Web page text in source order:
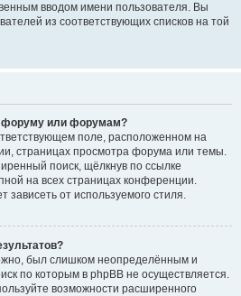
вводом имени пользователя. Вы
из соответствующих списков на той
форуму или форумам?
поле, расположенном на
страницах просмотра форума или темы.
поиск, щёлкнув по ссылке
на всех страницах конференции.
зависеть от используемого стиля.
был слишком неопределённым и
по которым в phpBB не осуществляется.
возможности расширенного